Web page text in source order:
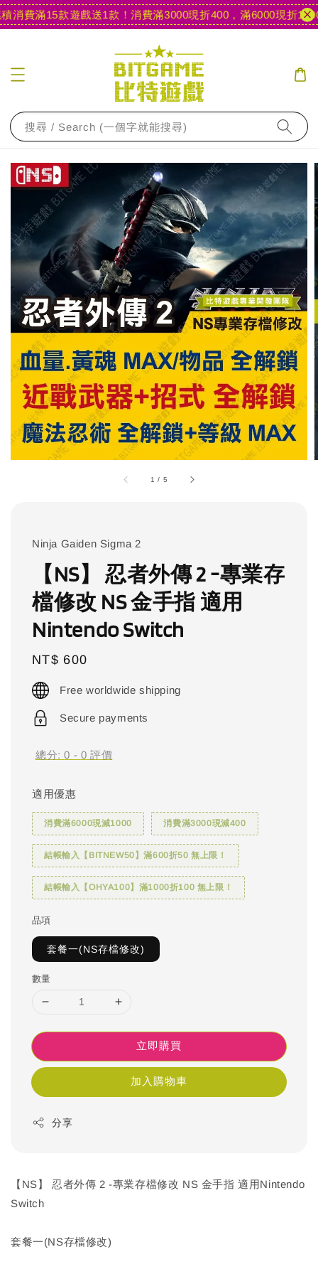
費滿15款遊戲送1款！ 消費滿3000現折400，滿6000現折1000
搜尋 / Search (一個字就能搜尋)
1 / 5
Ninja Gaiden Sigma 2
【NS】 忍者外傳 2 -專業存
檔修改 NS 金手指 適用
Nintendo Switch
Regular
price
NT$ 600
Free worldwide shipping
Secure payments
總分:0 - 0 評價
適用優惠
消費滿6000現減1000 消費滿3000現減400
結帳輸入【BITNEW50】滿600折50 無上限！
結帳輸入【OHYA100】滿1000折100 無上限！
品項
套餐一(NS存檔修改)
數量
立即購買
加入購物車
分享
【NS】 忍者外傳 2 -專業存檔修改 NS 金手指 適用Nintendo
Switch
套餐一(NS存檔修改)